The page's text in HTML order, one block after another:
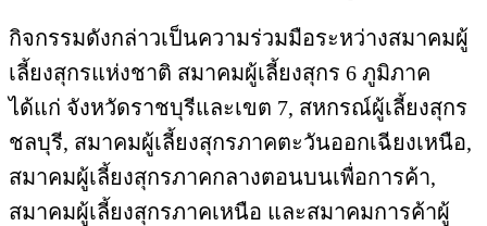
กิจกรรมดังกล่าวเป็นความร่วมมือระหว่างสมาคมผู้
เลี้ยงสุกรแห่งชาติ สมาคมผู้เลี้ยงสุกร 6 ภูมิภาค
ได้แก่ จังหวัดราชบุรีและเขต 7, สหกรณ์ผู้เลี้ยงสุกร
ชลบุรี, สมาคมผู้เลี้ยงสุกรภาคตะวันออกเฉียงเหนือ,
สมาคมผู้เลี้ยงสุกรภาคกลางตอนบนเพื่อการค้า,
สมาคมผู้เลี้ยงสุกรภาคเหนือ และสมาคมการค้าผู้